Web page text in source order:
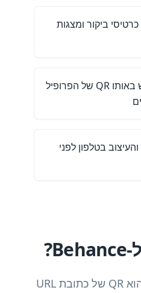
ביקור ומצגות
להמשיך להשתמש באותו QR של הפרופיל
בטלפון לפני
קוד QR ל-Behance הוא QR של כתובת URL